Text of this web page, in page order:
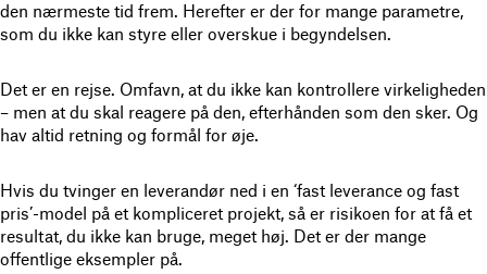
den nærmeste tid frem. Herefter er der for mange parametre,
som du ikke kan styre eller overskue i begyndelsen.
Det er en rejse. Omfavn, at du ikke kan kontrollere virkeligheden
– men at du skal reagere på den, efterhånden som den sker. Og
hav altid retning og formål for øje.
Hvis du tvinger en leverandør ned i en ‘fast leverance og fast
pris’-model på et kompliceret projekt, så er risikoen for at få et
resultat, du ikke kan bruge, meget høj. Det er der mange
offentlige eksempler på.